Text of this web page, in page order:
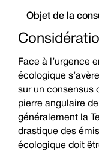
Objet de la
Face à l’urgence
écologique
sur un consensus
pierre angulaire
généralement la
drastique des
écologique doit